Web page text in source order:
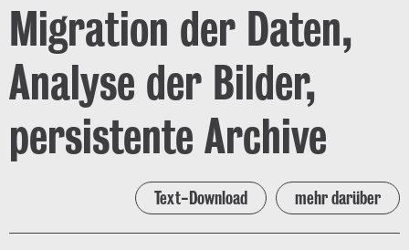
Migration der Daten,
Analyse der Bilder,
persistente Archive
Text-Download mehr darüber